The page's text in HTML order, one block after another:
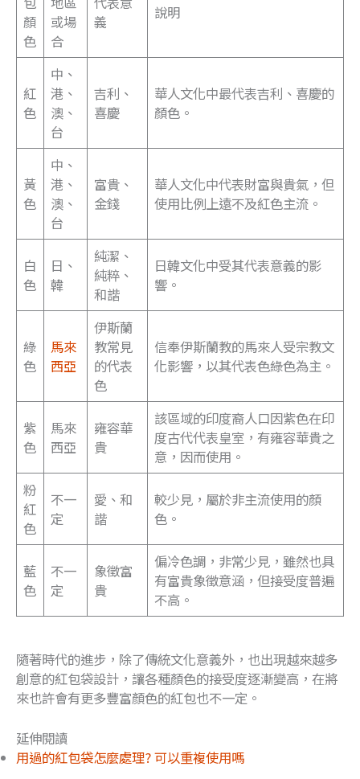
顏
色
或場
合
義
說明
紅
色
中、
港、
澳、
台
吉利、
喜慶
華人文化中最代表吉利、喜慶的
顏色。
黃
色
中、
港、
澳、
台
富貴、
金錢
華人文化中代表財富與貴氣，但
使用比例上遠不及紅色主流。
白
色
日、
韓
純潔、
純粹、
和諧
日韓文化中受其代表意義的影
響。
綠
色
馬來
西亞
伊斯蘭
教常見
的代表
色
信奉伊斯蘭教的馬來人受宗教文
化影響，以其代表色綠色為主。
紫
色
馬來
西亞
雍容華
貴
該區域的印度裔人口因紫色在印
度古代代表皇室，有雍容華貴之
意，因而使用。
粉
紅
色
不一
定
愛、和
諧
較少見，屬於非主流使用的顏
色。
藍
色
不一
定
象徵富
貴
偏冷色調，非常少見，雖然也具
有富貴象徵意涵，但接受度普遍
不高。
隨著時代的進步，除了傳統文化意義外，也出現越來越多
創意的紅包袋設計，讓各種顏色的接受度逐漸變高，在將
來也許會有更多豐富顏色的紅包也不一定。
延伸閱讀
用過的紅包袋怎麼處理? 可以重複使用嗎